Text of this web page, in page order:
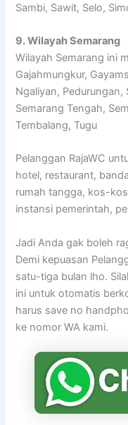
Sambi, Sawit, Selo,
9. Wilayah Semarang
Wilayah Semarang ini
Gajahmungkur,
Ngaliyan, Pedurungan,
Semarang Tengah,
Tembalang, Tugu
Pelanggan RajaWC
hotel, restaurant,
rumah tangga, kos-
instansi pemerintah,
Jadi Anda gak boleh
Demi kepuasan
satu-tiga bulan lho.
ini untuk otomatis
harus save no
ke nomor WA kami.